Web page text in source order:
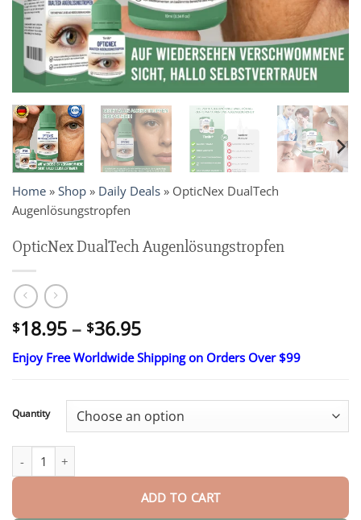
Home » Shop » Daily Deals » OpticNex DualTech
Augenlösungstropfen
OpticNex DualTech Augenlösungstropfen
$18.95 – $36.95Price
range:
$18.95
$36.95
Enjoy Free Worldwide Shipping on Orders Over $99
Quantity
OpticNex DualTech Augenlösungstropfen quantity
ADD TO CART